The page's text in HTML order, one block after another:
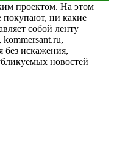
проектом. На этом
покупают, ни какие
собой ленту
kommersant.ru,
без искажения,
новостей